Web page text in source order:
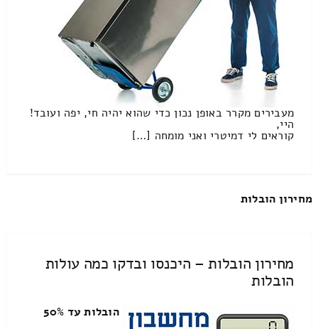
מעבירים מקרר באופן נכון כדי שהוא יהיה חי, יפה ועובד!
היי,
קוראים לי דמיטרי ואני מומחה […]
מחירון הובלות
מחירון הובלות – היכנסו ובדקו כמה עולות
הובלות
הובלות עד 50%